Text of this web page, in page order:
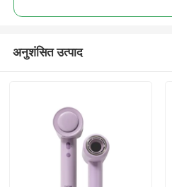
अनुशंसित उत्पाद